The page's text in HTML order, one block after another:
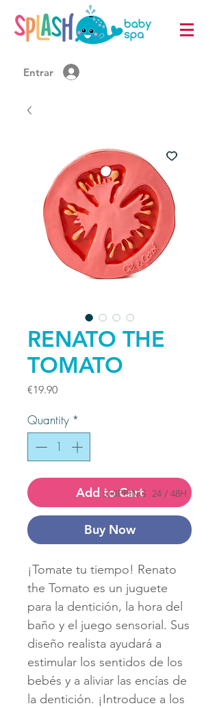
Entrar
RENATO THE
TOMATO
€19.90Price
Quantity *
Add to Cart
Buy Now
¡Tomate tu tiempo! Renato
the Tomato es un juguete
para la dentición, la hora del
baño y el juego sensorial. Sus
diseño realista ayudará a
estimular los sentidos de los
bebés y a aliviar las encías de
la dentición. ¡Introduce a los
SHIPPING 24 / 48H